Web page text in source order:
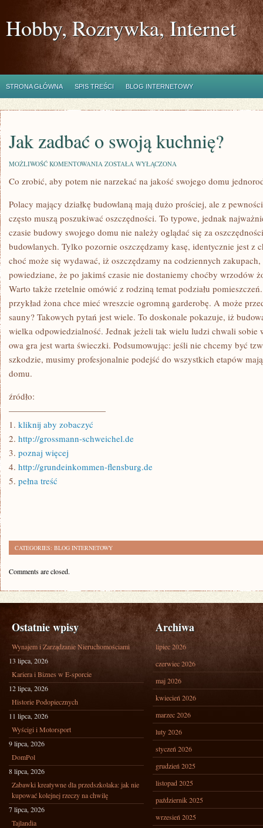
Hobby, Rozrywka, Internet
STRONA GŁÓWNA SPIS TREŚCI BLOG INTERNETOWY
Jak zadbać o swoją kuchnię?
MOŻLIWOŚĆ KOMENTOWANIA JAK
O
ZOSTAŁA WYŁĄCZONA
Co zrobić, aby potem nie narzekać na jakość swojego domu
Polacy mający działkę budowlaną mają dużo prościej, ale z
często muszą poszukiwać oszczędności. To typowe, jednak
czasie budowy swojego domu nie należy oglądać się za
budowlanych. Tylko pozornie oszczędzamy kasę, identycznie jest z
choć może się wydawać, iż oszczędzamy na codziennych
powiedziane, że po jakimś czasie nie dostaniemy choćby wrzodów
Warto także rzetelnie omówić z rodziną temat podziału
przykład żona chce mieć wreszcie ogromną garderobę. A może
sauny? Takowych pytań jest wiele. To doskonale pokazuje, iż
wielka odpowiedzialność. Jednak jeżeli tak wielu ludzi chwali sobie
owa gra jest warta świeczki. Podsumowując: jeśli nie chcemy być
szkodzie, musimy profesjonalnie podejść do wszystkich etapów
domu.
źródło:
———————————
1. kliknij aby zobaczyć
2. http://grossmann-schweichel.de
3. poznaj więcej
4. http://grundeinkommen-flensburg.de
5. pełna treść
CATEGORIES: BLOG INTERNETOWY
Comments are closed.
Ostatnie wpisy
Wynajem i Zarządzanie Nieruchomościami
13 lipca, 2026
Kariera i Biznes w E-sporcie
12 lipca, 2026
Historie Podopiecznych
11 lipca, 2026
Wyścigi i Motorsport
9 lipca, 2026
DomPol
8 lipca, 2026
Zabawki kreatywne dla przedszkolaka: jak nie
kupować kolejnej rzeczy na chwilę
7 lipca, 2026
Tajlandia
Archiwa
lipiec 2026
czerwiec 2026
maj 2026
kwiecień 2026
marzec 2026
luty 2026
styczeń 2026
grudzień 2025
listopad 2025
październik 2025
wrzesień 2025